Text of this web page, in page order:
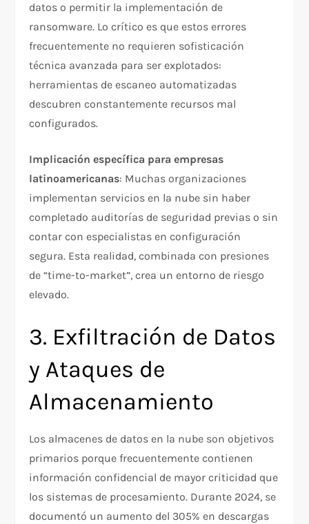
datos o permitir la implementación de
ransomware. Lo crítico es que estos errores
frecuentemente no requieren sofisticación
técnica avanzada para ser explotados:
herramientas de escaneo automatizadas
descubren constantemente recursos mal
configurados.​
Implicación específica para empresas
latinoamericanas: Muchas organizaciones
implementan servicios en la nube sin haber
completado auditorías de seguridad previas o sin
contar con especialistas en configuración
segura. Esta realidad, combinada con presiones
de “time-to-market”, crea un entorno de riesgo
elevado.
3. Exfiltración de Datos
y Ataques de
Almacenamiento
Los almacenes de datos en la nube son objetivos
primarios porque frecuentemente contienen
información confidencial de mayor criticidad que
los sistemas de procesamiento. Durante 2024, se
documentó un aumento del 305% en descargas